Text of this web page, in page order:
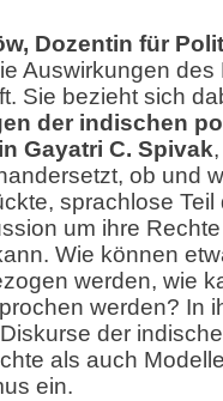
Dozentin für
Auswirkungen
Sie bezieht sich
der indischen
Gayatri C. Spivak
ob und
sprachlose
um ihre
Wie können
werden, wie
werden? In
der
als auch
ein.